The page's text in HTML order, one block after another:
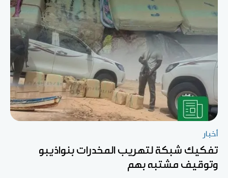
أخبار
تفكيك شبكة لتهريب المخدرات بنواذيبو
وتوقيف مشتبه بهم